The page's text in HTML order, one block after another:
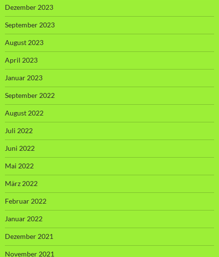
Dezember 2023
September 2023
August 2023
April 2023
Januar 2023
September 2022
August 2022
Juli 2022
Juni 2022
Mai 2022
März 2022
Februar 2022
Januar 2022
Dezember 2021
November 2021